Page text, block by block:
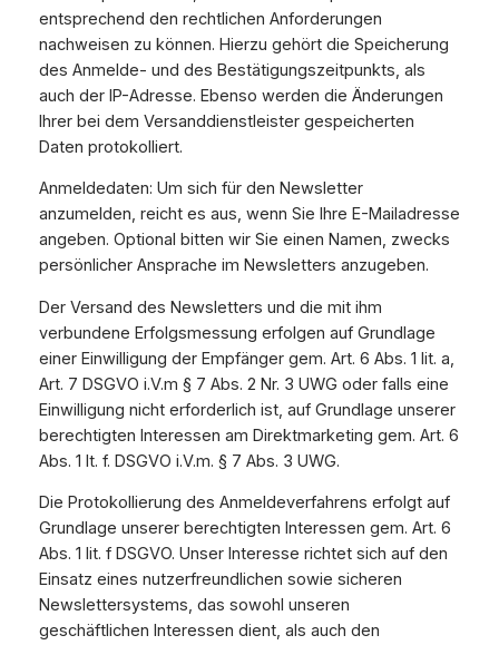
entsprechend den rechtlichen Anforderungen
nachweisen zu können. Hierzu gehört die Speicherung
des Anmelde- und des Bestätigungszeitpunkts, als
auch der IP-Adresse. Ebenso werden die Änderungen
Ihrer bei dem Versanddienstleister gespeicherten
Daten protokolliert.
Anmeldedaten: Um sich für den Newsletter
anzumelden, reicht es aus, wenn Sie Ihre E-Mailadresse
angeben. Optional bitten wir Sie einen Namen, zwecks
persönlicher Ansprache im Newsletters anzugeben.
Der Versand des Newsletters und die mit ihm
verbundene Erfolgsmessung erfolgen auf Grundlage
einer Einwilligung der Empfänger gem. Art. 6 Abs. 1 lit. a,
Art. 7 DSGVO i.V.m § 7 Abs. 2 Nr. 3 UWG oder falls eine
Einwilligung nicht erforderlich ist, auf Grundlage unserer
berechtigten Interessen am Direktmarketing gem. Art. 6
Abs. 1 lt. f. DSGVO i.V.m. § 7 Abs. 3 UWG.
Die Protokollierung des Anmeldeverfahrens erfolgt auf
Grundlage unserer berechtigten Interessen gem. Art. 6
Abs. 1 lit. f DSGVO. Unser Interesse richtet sich auf den
Einsatz eines nutzerfreundlichen sowie sicheren
Newslettersystems, das sowohl unseren
geschäftlichen Interessen dient, als auch den